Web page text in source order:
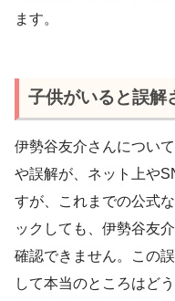
ます。
子供がいると誤解
伊勢谷友介さんについ
や誤解が、ネット上や
すが、これまでの公式
ックしても、伊勢谷友
確認できません。この
して本当のところはど